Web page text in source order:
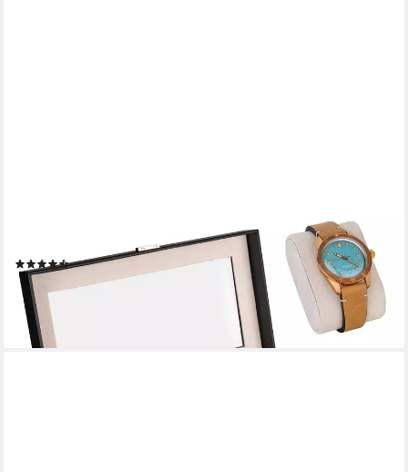
Uhrenbox Uhren Aufbewahrung Uhrenbox Uhrenkoffer
Uhrenkasten "Zürich", schwarz
(9)
24,95 €
lieferbar - in 4-5 Werktagen bei dir